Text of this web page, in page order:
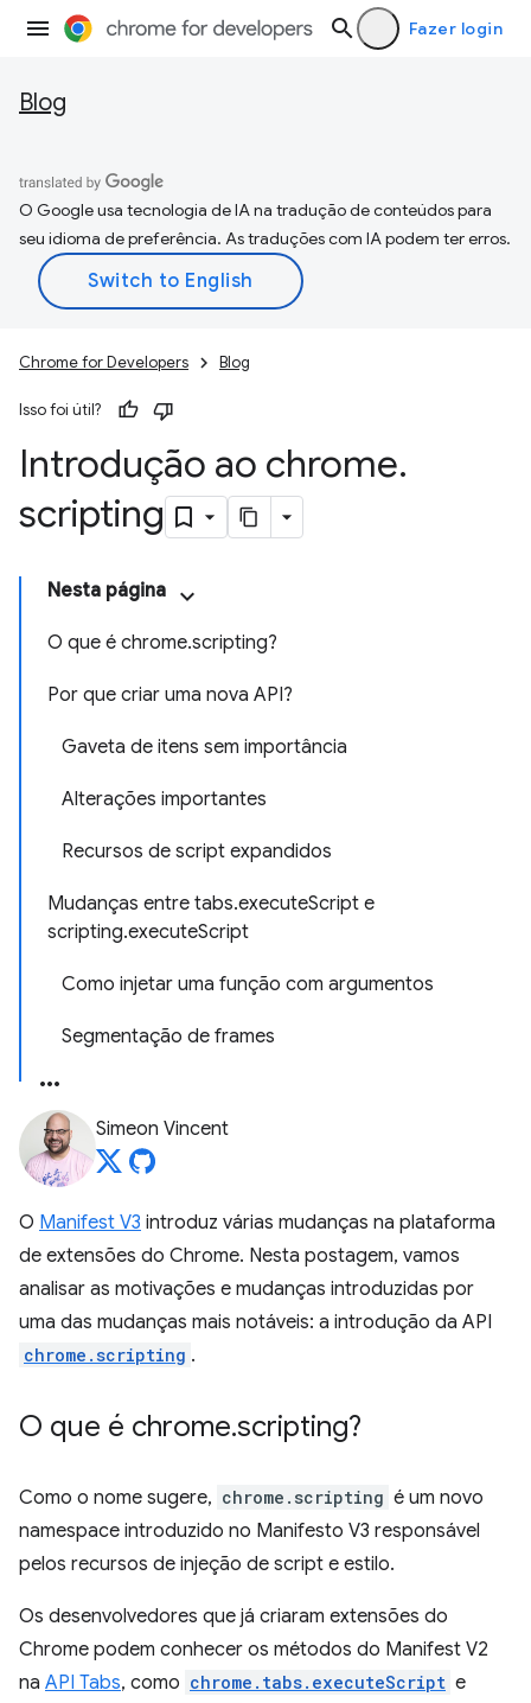
Fazer login
Blog
O Google usa tecnologia de IA na tradução de conteúdos para
seu idioma de preferência. As traduções com IA podem ter erros.
Chrome for Developers Blog
Isso foi útil?
Introdução ao chrome.
scripting
Nesta página
O que é chrome.scripting?
Por que criar uma nova API?
Gaveta de itens sem importância
Alterações importantes
Recursos de script expandidos
Mudanças entre tabs.executeScript e
scripting.executeScript
Como injetar uma função com argumentos
Segmentação de frames
Simeon Vincent
O Manifest V3 introduz várias mudanças na plataforma
de extensões do Chrome. Nesta postagem, vamos
analisar as motivações e mudanças introduzidas por
uma das mudanças mais notáveis: a introdução da API
chrome.scripting .
O que é chrome.scripting?
Como o nome sugere, chrome.scripting é um novo
namespace introduzido no Manifesto V3 responsável
pelos recursos de injeção de script e estilo.
Os desenvolvedores que já criaram extensões do
Chrome podem conhecer os métodos do Manifest V2
na API Tabs, como chrome.tabs.executeScript e